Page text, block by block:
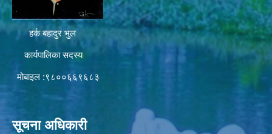
हर्क बहादुर भुल
कार्यपालिका सदस्य
मोबाइल :९८००६६९६८३
सूचना अधिकारी